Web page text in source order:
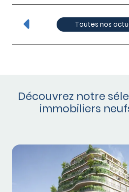
Toutes nos
Découvrez notre
immobiliers